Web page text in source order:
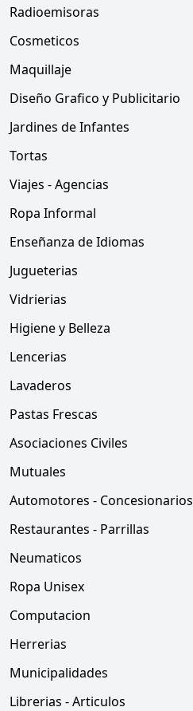
Radioemisoras
Cosmeticos
Maquillaje
Diseño Grafico y Publicitario
Jardines de Infantes
Tortas
Viajes - Agencias
Ropa Informal
Enseñanza de Idiomas
Jugueterias
Vidrierias
Higiene y Belleza
Lencerias
Lavaderos
Pastas Frescas
Asociaciones Civiles
Mutuales
Automotores - Concesionarios
Restaurantes - Parrillas
Neumaticos
Ropa Unisex
Computacion
Herrerias
Municipalidades
Librerias - Articulos